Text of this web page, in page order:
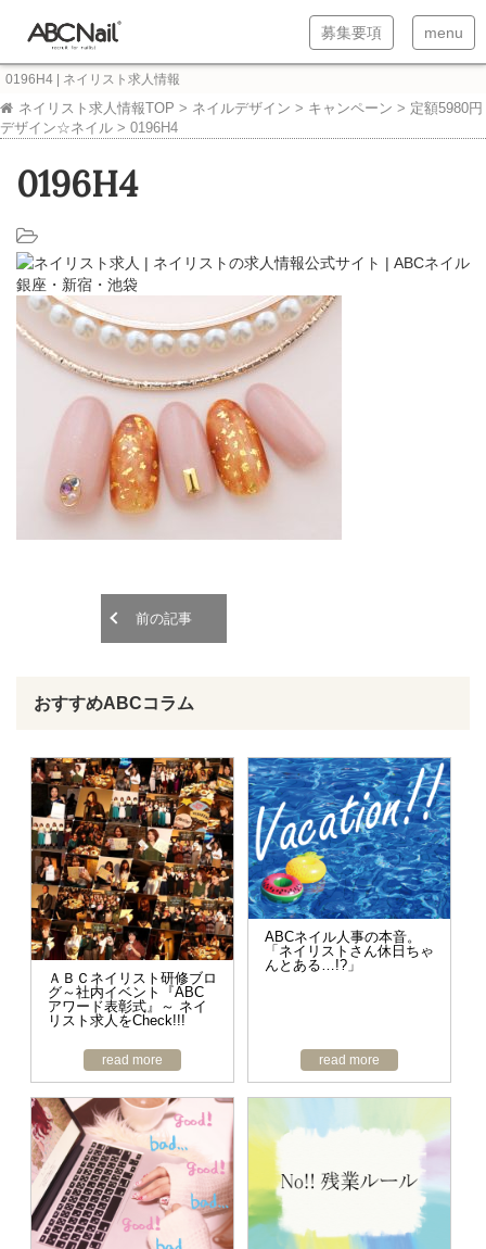
T
o
a
v
i
募集要項
T
o
a
menu
0196H4 | ネイリスト求人情報
ネイリスト求人情報TOP > ネイルデザイン > キャンペーン > 定額5980円
デザイン☆ネイル > 0196H4
0196H4
前の記事
おすすめABCコラム
ＡＢＣネイリスト研修ブロ
グ～社内イベント『ABC
アワード表彰式』～ ネイ
リスト求人をCheck!!!
read more
ABCネイル人事の本音。
「ネイリストさん休日ちゃ
んとある…!?」
read more